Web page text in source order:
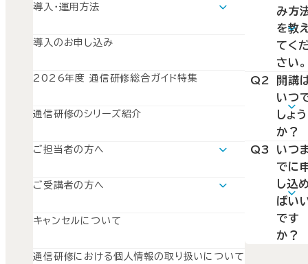
導入・運用方法
導入準備
開講と受講管理
導入のお申し込み
2026年度 通信研修総合ガイド特集
通信研修のシリーズ紹介
ご担当者の方へ
SuperGraceのご案内
ご受講者の方へ
キャンセルについて
通信研修における個人情報の取り扱いについて
み方
を教
てく
さい。
A1
法
の
客
「通信
研修
講総
票」
Q2
開講
いつ
しょう
か？
A2
毎月
は15
です。
Q3
いつ
でに
し込
ばい
です
か？